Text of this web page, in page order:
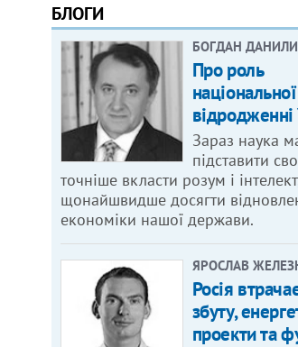
БЛОГИ
БОГДАН
Про роль
відродженні
Зараз наука
підставити
точніше вкласти розум і
щонайшвидше досягти
економіки нашої держави.
ЯРОСЛАВ
Росія
збуту,
проекти та